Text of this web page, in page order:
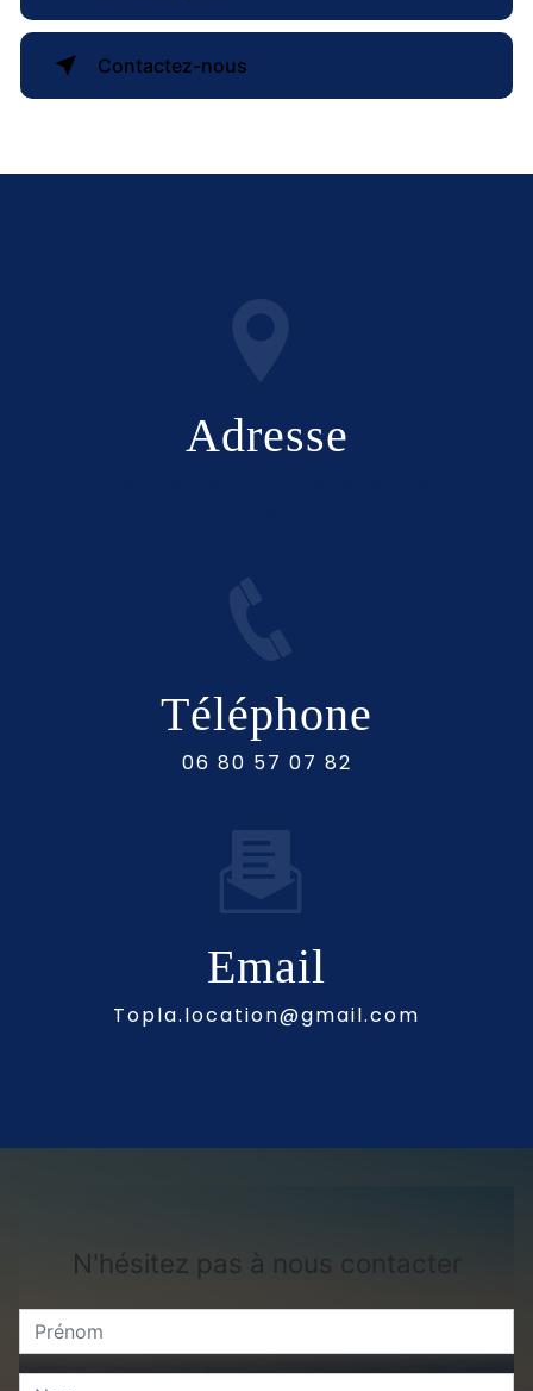
Contactez-nous
Adresse
Téléphone
06 80 57 07 82
Email
topla.location@gmail.com
N'hésitez pas à nous contacter